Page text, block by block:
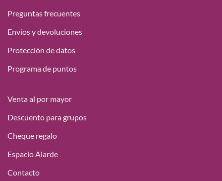
Preguntas frecuentes
Envíos y devoluciones
Protección de datos
Programa de puntos
Venta al por mayor
Descuento para grupos
Cheque regalo
Espacio Alarde
Contacto